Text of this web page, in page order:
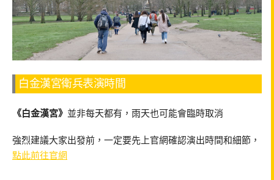
白金漢宮衛兵表演時間
《白金漢宮》 並非每天都有，雨天也可能會臨時取消
強烈建議大家出發前，一定要先上官網確認演出時間和細節，
點此前往官網